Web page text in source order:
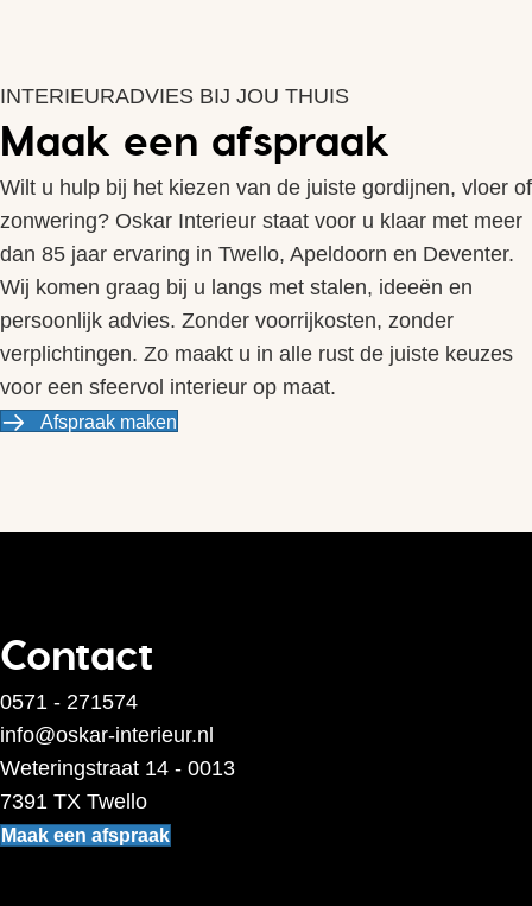
INTERIEURADVIES BIJ JOU THUIS
Maak een afspraak
Wilt u hulp bij het kiezen van de juiste gordijnen, vloer of
zonwering? Oskar Interieur staat voor u klaar met meer
dan 85 jaar ervaring in Twello, Apeldoorn en Deventer.
Wij komen graag bij u langs met stalen, ideeën en
persoonlijk advies. Zonder voorrijkosten, zonder
verplichtingen. Zo maakt u in alle rust de juiste keuzes
voor een sfeervol interieur op maat.
Afspraak maken
Contact
0571 - 271574
info@oskar-interieur.nl
Weteringstraat 14 - 0013
7391 TX Twello
Maak een afspraak